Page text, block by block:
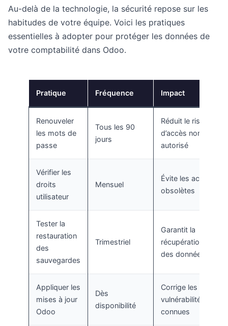
Au-delà de la technologie, la sécurité repose sur les
habitudes de votre équipe. Voici les pratiques
essentielles à adopter pour protéger les données de
votre comptabilité dans Odoo.
Pratique Fréquence Impact
Renouveler
les mots de
passe
Tous les 90
jours
Réduit le risque
d’accès non
autorisé
Vérifier les
droits
utilisateur
Mensuel
Évite les accès
obsolètes
Tester la
restauration
des
sauvegardes
Trimestriel
Garantit la
récupération
des données
Appliquer les
mises à jour
Odoo
Dès
disponibilité
Corrige les
vulnérabilités
connues